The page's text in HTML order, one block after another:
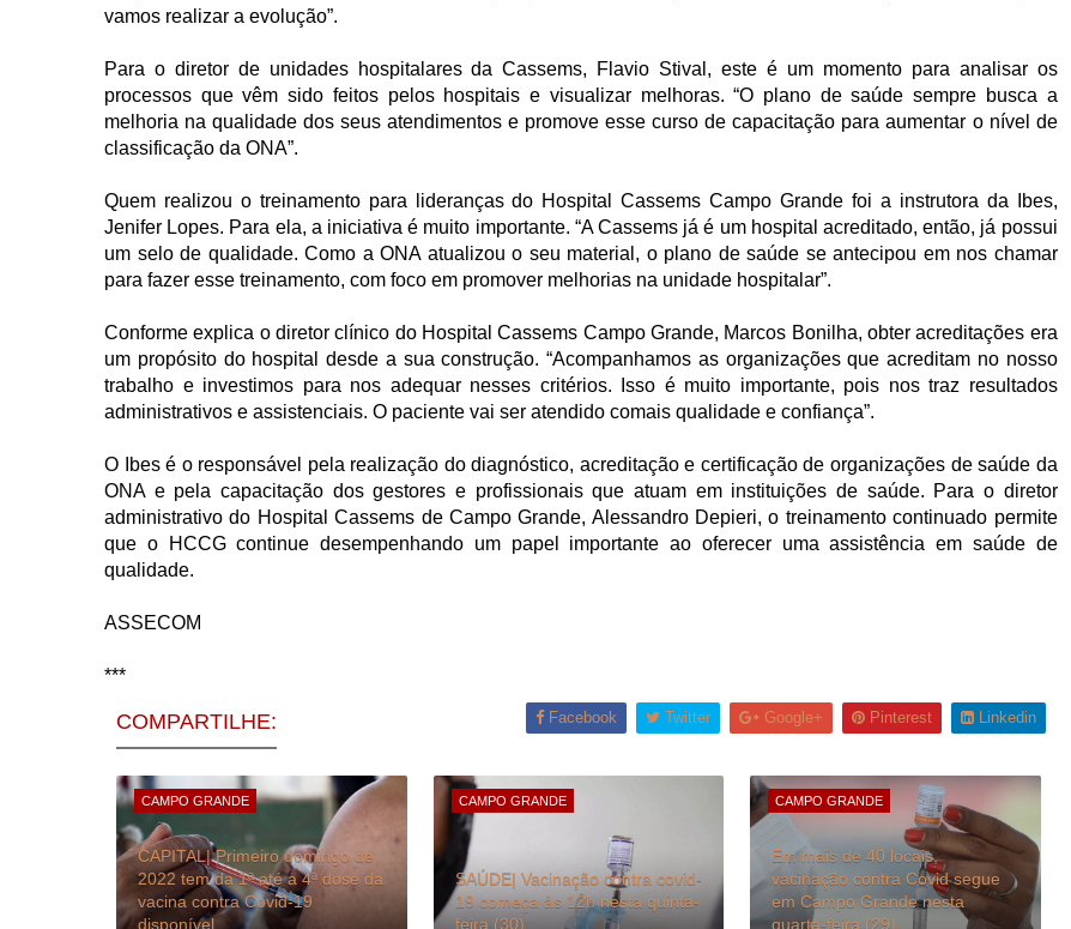
vamos realizar a evolução”.
Para o diretor de unidades hospitalares da Cassems, Flavio Stival, este é um momento para analisar os
processos que vêm sido feitos pelos hospitais e visualizar melhoras. “O plano de saúde sempre busca a
melhoria na qualidade dos seus atendimentos e promove esse curso de capacitação para aumentar o nível de
classificação da ONA”.
Quem realizou o treinamento para lideranças do Hospital Cassems Campo Grande foi a instrutora da Ibes,
Jenifer Lopes. Para ela, a iniciativa é muito importante. “A Cassems já é um hospital acreditado, então, já possui
um selo de qualidade. Como a ONA atualizou o seu material, o plano de saúde se antecipou em nos chamar
para fazer esse treinamento, com foco em promover melhorias na unidade hospitalar”.
Conforme explica o diretor clínico do Hospital Cassems Campo Grande, Marcos Bonilha, obter acreditações era
um propósito do hospital desde a sua construção. “Acompanhamos as organizações que acreditam no nosso
trabalho e investimos para nos adequar nesses critérios. Isso é muito importante, pois nos traz resultados
administrativos e assistenciais. O paciente vai ser atendido comais qualidade e confiança”.
O Ibes é o responsável pela realização do diagnóstico, acreditação e certificação de organizações de saúde da
ONA e pela capacitação dos gestores e profissionais que atuam em instituições de saúde. Para o diretor
administrativo do Hospital Cassems de Campo Grande, Alessandro Depieri, o treinamento continuado permite
que o HCCG continue desempenhando um papel importante ao oferecer uma assistência em saúde de
qualidade.
ASSECOM
***
COMPARTILHE: Facebook Twitter Google+ Pinterest Linkedin
CAMPO GRANDE
CAPITAL| Primeiro domingo de
2022 tem da 1ª até a 4ª dose da
vacina contra Covid-19
disponível
CAMPO GRANDE
SAÚDE| Vacinação contra covid-
19 começa às 12h nesta quinta-
feira (30)
CAMPO GRANDE
Em mais de 40 locais,
vacinação contra Covid segue
em Campo Grande nesta
quarta-feira (29)